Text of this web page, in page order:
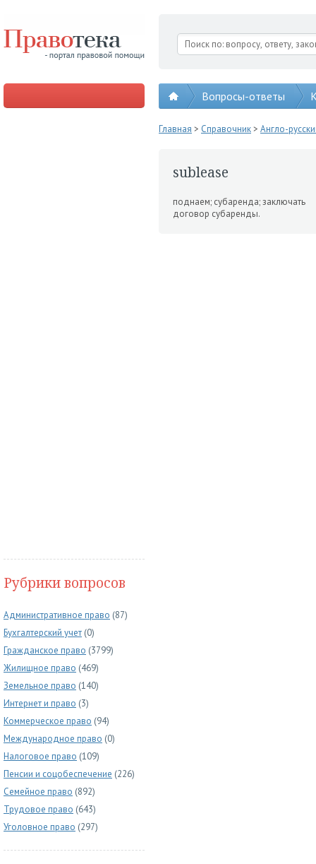
Вопросы-ответы
Рубрики вопросов
Административное право (87)
Бухгалтерский учет (0)
Гражданское право (3799)
Жилищное право (469)
Земельное право (140)
Интернет и право (3)
Коммерческое право (94)
Международное право (0)
Налоговое право (109)
Пенсии и соцобеспечение (226)
Семейное право (892)
Трудовое право (643)
Уголовное право (297)
Главная > Справочник> Англо-
sublease
поднаем; субаренда; заклю­чать
договор субаренды.